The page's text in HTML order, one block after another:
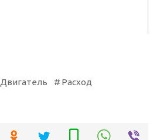
Двигатель
Расход